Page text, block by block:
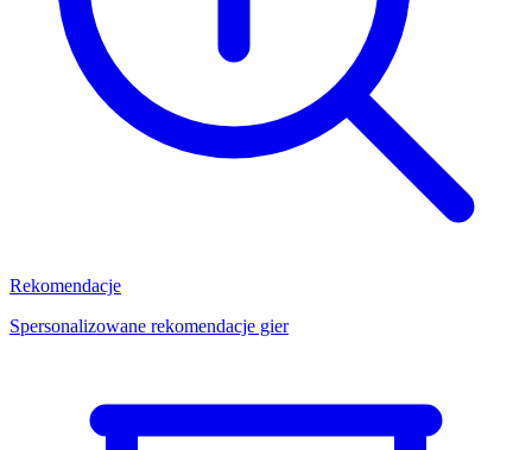
Rekomendacje
Spersonalizowane rekomendacje gier